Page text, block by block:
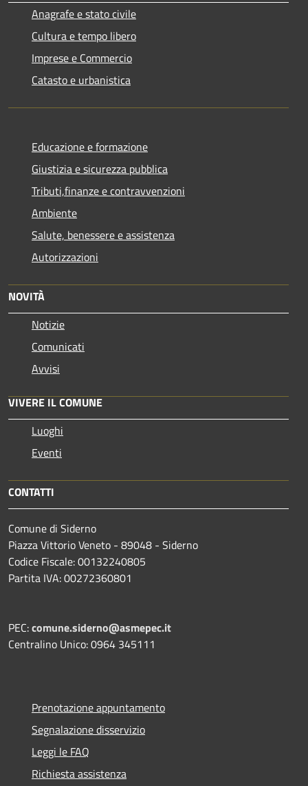
Anagrafe e stato civile
Cultura e tempo libero
Imprese e Commercio
Catasto e urbanistica
Educazione e formazione
Giustizia e sicurezza pubblica
Tributi,finanze e contravvenzioni
Ambiente
Salute, benessere e assistenza
Autorizzazioni
NOVITÀ
Notizie
Comunicati
Avvisi
VIVERE IL COMUNE
Luoghi
Eventi
CONTATTI
Comune di Siderno
Piazza Vittorio Veneto - 89048 - Siderno
Codice Fiscale: 00132240805
Partita IVA: 00272360801
PEC:comune.siderno@asmepec.it
Centralino Unico: 0964 345111
Prenotazione appuntamento
Segnalazione disservizio
Leggi le FAQ
Richiesta assistenza